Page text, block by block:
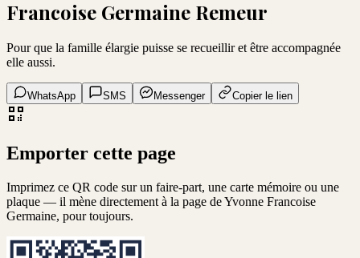
Francoise Germaine Remeur
Pour que la famille élargie puisse se recueillir et être accompagnée
elle aussi.
WhatsApp SMS Messenger Copier le lien
Emporter cette page
Imprimez ce QR code sur un faire-part, une carte mémoire ou une
plaque — il mène directement à la page deYvonne Francoise
Germaine, pour toujours.